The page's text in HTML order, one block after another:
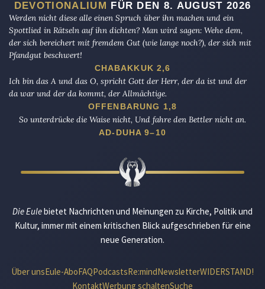
DEVOTIONALIUM FÜR DEN 8. AUGUST 2026
Werden nicht diese alle einen Spruch über ihn machen und ein
Spottlied in Rätseln auf ihn dichten? Man wird sagen: Wehe dem,
der sich bereichert mit fremdem Gut (wie lange noch?), der sich mit
Pfandgut beschwert!
CHABAKKUK 2,6
Ich bin das A und das O, spricht Gott der Herr, der da ist und der
da war und der da kommt, der Allmächtige.
OFFENBARUNG 1,8
So unterdrücke die Waise nicht, Und fahre den Bettler nicht an.
AD-DUHA 9–10
Die Eulebietet Nachrichten und Meinungen zu Kirche, Politik und
Kultur, immer mit einem kritischen Blick aufgeschrieben für eine
neue Generation.
Über unsEule-AboFAQPodcastsRe:mindNewsletterWIDERSTAND!
KontaktWerbung schaltenSuche